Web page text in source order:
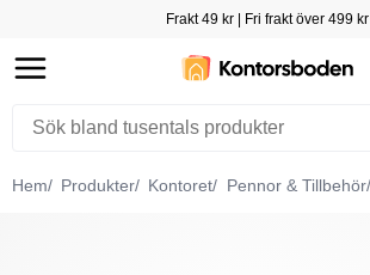
Frakt 49 kr | Fri frakt över 499 kr
Hem Produkter Kontoret Pennor & Tillbehör